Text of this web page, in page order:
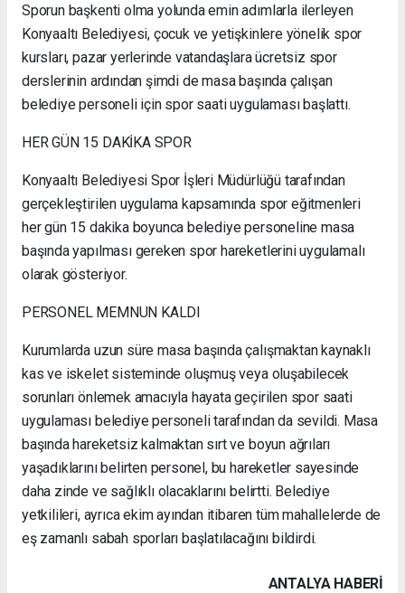
Sporun başkenti olma yolunda emin adımlarla ilerleyen
Konyaaltı Belediyesi, çocuk ve yetişkinlere yönelik spor
kursları, pazar yerlerinde vatandaşlara ücretsiz spor
derslerinin ardından şimdi de masa başında çalışan
belediye personeli için spor saati uygulaması başlattı.
HER GÜN 15 DAKİKA SPOR
Konyaaltı Belediyesi Spor İşleri Müdürlüğü tarafından
gerçekleştirilen uygulama kapsamında spor eğitmenleri
her gün 15 dakika boyunca belediye personeline masa
başında yapılması gereken spor hareketlerini uygulamalı
olarak gösteriyor.
PERSONEL MEMNUN KALDI
Kurumlarda uzun süre masa başında çalışmaktan kaynaklı
kas ve iskelet sisteminde oluşmuş veya oluşabilecek
sorunları önlemek amacıyla hayata geçirilen spor saati
uygulaması belediye personeli tarafından da sevildi. Masa
başında hareketsiz kalmaktan sırt ve boyun ağrıları
yaşadıklarını belirten personel, bu hareketler sayesinde
daha zinde ve sağlıklı olacaklarını belirtti. Belediye
yetkilileri, ayrıca ekim ayından itibaren tüm mahallelerde de
eş zamanlı sabah sporları başlatılacağını bildirdi.
ANTALYA HABERİ